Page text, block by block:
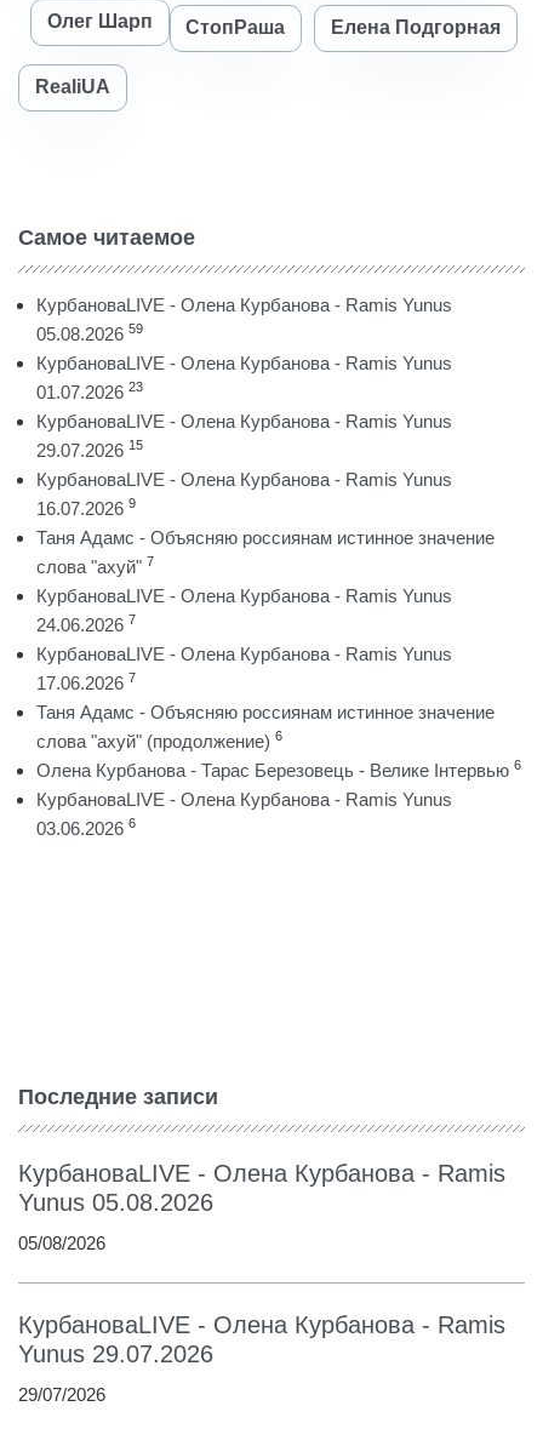
Олег Шарп СтопРаша Елена Подгорная
RealiUA
Самое читаемое
КурбановаLIVE - Олена Курбанова - Ramis Yunus
05.08.2026 59
КурбановаLIVE - Олена Курбанова - Ramis Yunus
01.07.2026 23
КурбановаLIVE - Олена Курбанова - Ramis Yunus
29.07.2026 15
КурбановаLIVE - Олена Курбанова - Ramis Yunus
16.07.2026 9
Таня Адамс - Объясняю россиянам истинное значение
слова "ахуй" 7
КурбановаLIVE - Олена Курбанова - Ramis Yunus
24.06.2026 7
КурбановаLIVE - Олена Курбанова - Ramis Yunus
17.06.2026 7
Таня Адамс - Объясняю россиянам истинное значение
слова "ахуй" (продолжение) 6
Олена Курбанова - Тарас Березовець - Велике Інтервью 6
КурбановаLIVE - Олена Курбанова - Ramis Yunus
03.06.2026 6
Последние записи
КурбановаLIVE - Олена Курбанова - Ramis
Yunus 05.08.2026
05/08/2026
КурбановаLIVE - Олена Курбанова - Ramis
Yunus 29.07.2026
29/07/2026